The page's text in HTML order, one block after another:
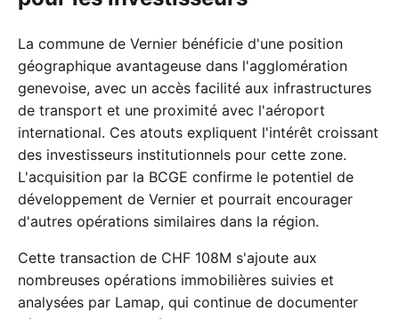
La commune de Vernier bénéficie d'une position
géographique avantageuse dans l'agglomération
genevoise, avec un accès facilité aux infrastructures
de transport et une proximité avec l'aéroport
international. Ces atouts expliquent l'intérêt croissant
des investisseurs institutionnels pour cette zone.
L'acquisition par la BCGE confirme le potentiel de
développement de Vernier et pourrait encourager
d'autres opérations similaires dans la région.
Cette transaction de CHF 108M s'ajoute aux
nombreuses opérations immobilières suivies et
analysées par Lamap, qui continue de documenter